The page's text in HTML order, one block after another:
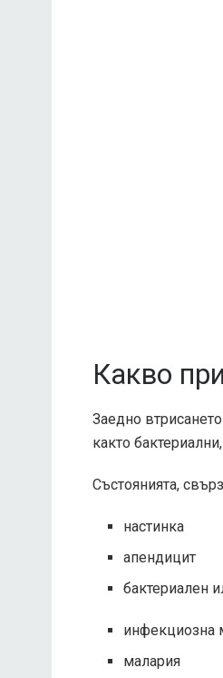
Какво
Заедно
както
Състоянията,
настинка
апендицит
бактериален
инфекциозна
малария